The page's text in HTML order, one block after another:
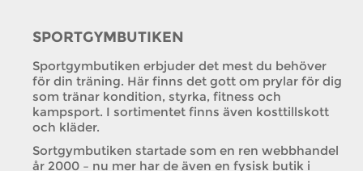
SPORTGYMBUTIKEN
Sportgymbutiken erbjuder det mest du behöver
för din träning. Här finns det gott om prylar för dig
som tränar kondition, styrka, fitness och
kampsport. I sortimentet finns även kosttillskott
och kläder.
Sortgymbutiken startade som en ren webbhandel
år 2000 – nu mer har de även en fysisk butik i